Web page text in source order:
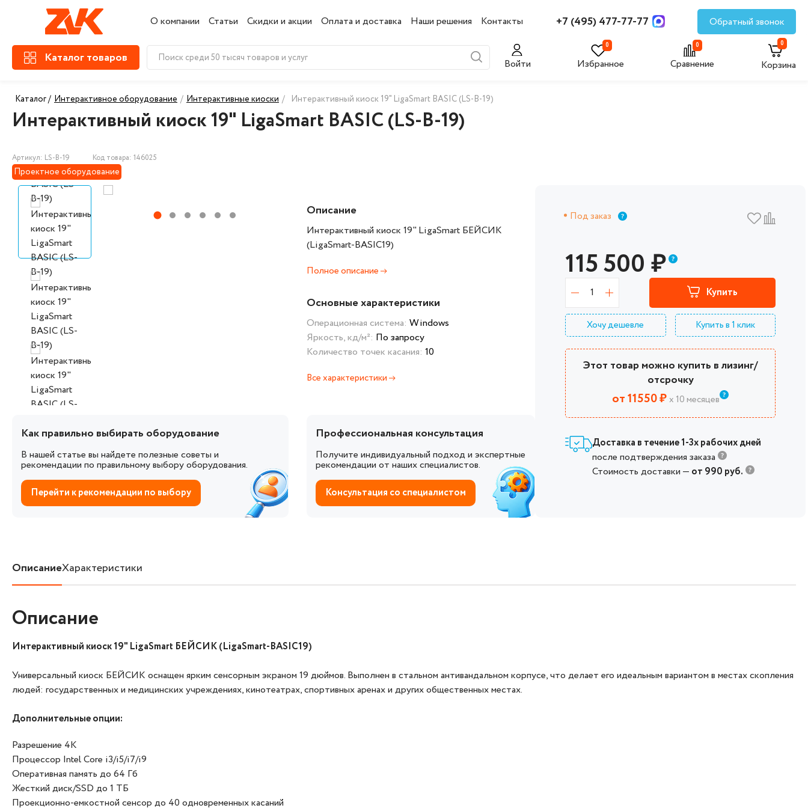
О компании Статьи Скидки и акции Оплата и доставка Наши решения Контакты +7 (495) 477-77-77 Обратный звонок
Каталог товаров Войти
0
Избранное
0
Сравнение
0
Корзина
Каталог / Интерактивное оборудование / Интерактивные киоски / Интерактивный киоск 19" LigaSmart BASIC (LS-B-19)
Интерактивный киоск 19" LigaSmart BASIC (LS-B-19)
Артикул: LS-B-19 Код товара: 146025
Проектное оборудование
Описание
Интерактивный киоск 19" LigaSmart БЕЙСИК
(LigaSmart-BASIC19)
Полное описание
Основные характеристики
Операционная система: Windows
Яркость, кд/м²: По запросу
Количество точек касания: 10
Все характеристики
Профессиональная консультация
Получите индивидуальный подход и экспертные
рекомендации от наших специалистов.
Консультация со специалистом
Как правильно выбирать оборудование
В нашей статье вы найдете полезные советы и
рекомендации по правильному выбору оборудования.
Перейти к рекомендации по выбору
Под заказ
115 500₽
1 Купить
Хочу дешевле Купить в 1 клик
Этот товар можно купить в лизинг/
отсрочку
от 11550 ₽х 10 месяцев
Доставка в течение 1-3х рабочих дней
после подтверждения заказа
Стоимость доставки — от 990 руб.
ОписаниеХарактеристики
Описание
Интерактивный киоск 19" LigaSmart БЕЙСИК (LigaSmart-BASIC19)
Универсальный киоск БЕЙСИК оснащен ярким сенсорным экраном 19 дюймов. Выполнен в стальном антивандальном корпусе, что делает его идеальным вариантом в местах скопления
людей: государственных и медицинских учреждениях, кинотеатрах, спортивных аренах и других общественных местах.
Дополнительные опции:
Разрешение 4K
Процессор Intel Core i3/i5/i7/i9
Оперативная память до 64 Гб
Жесткий диск/SSD до 1 ТБ
Проекционно-емкостной сенсор до 40 одновременных касаний